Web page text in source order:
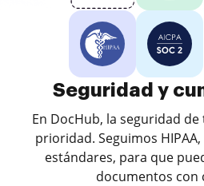
Seguridad y
En DocHub, la seguridad
prioridad. Seguimos HIPAA,
estándares, para que
documentos con